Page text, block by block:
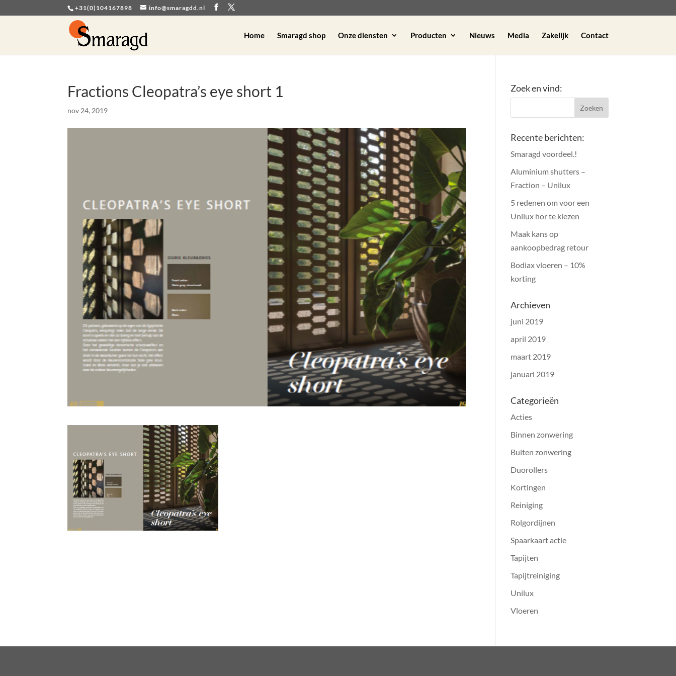
+31(0)104167898 info@smaragdd.nl
Home Smaragd shop Onze diensten Producten Nieuws Media Zakelijk Contact
Fractions Cleopatra’s eye short 1
nov 24, 2019
Zoek en vind:
Recente berichten:
Smaragd voordeel.!
Aluminium shutters –
Fraction – Unilux
5 redenen om voor een
Unilux hor te kiezen
Maak kans op
aankoopbedrag retour
Bodiax vloeren – 10%
korting
Archieven
juni 2019
april 2019
maart 2019
januari 2019
Categorieën
Acties
Binnen zonwering
Buiten zonwering
Duorollers
Kortingen
Reiniging
Rolgordijnen
Spaarkaart actie
Tapijten
Tapijtreiniging
Unilux
Vloeren